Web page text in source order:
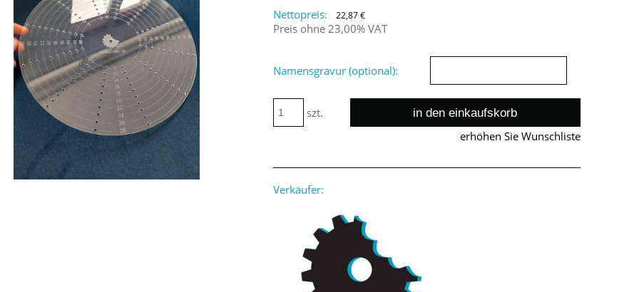
Nettopreis:
22,87 €
Preis ohne 23,00% VAT
Namensgravur (optional):
szt.
in den einkaufskorb
erhöhen Sie Wunschliste
Verkäufer: